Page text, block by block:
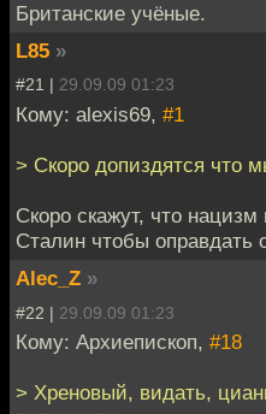
Британские учёные.
L85 »
#21 | 29.09.09 01:23
Кому: alexis69, #1
> Скоро допиздятся что
Скоро скажут, что
Сталин чтобы оправдать
Alec_Z »
#22 | 29.09.09 01:23
Кому: Архиепископ, #18
> Хреновый, видать,